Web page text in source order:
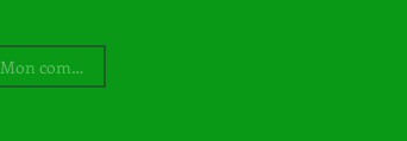
Mon compte